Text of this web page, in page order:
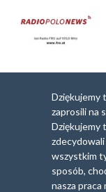
Dziękujemy
zaprosili na
Dziękujemy
wszystkim
sposób,
nasza praca